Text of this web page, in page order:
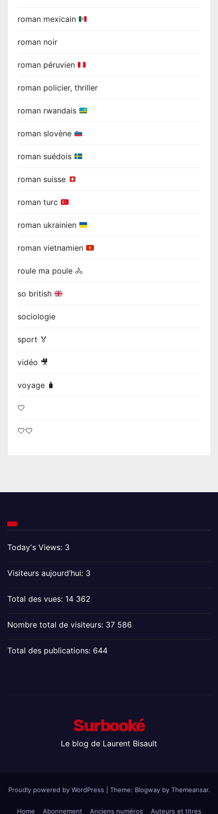
roman mexicain
roman noir
roman péruvien
roman policier, thriller
roman rwandais
roman slovène
roman suédois
roman suisse
roman turc
roman ukrainien
roman vietnamien
roule ma poule 🚴
so british
sociologie
sport 🏅
vidéo 🎥
voyage 🧳
🤍
🤍🤍
Today's Views: 3
Visiteurs aujourd’hui: 3
Total des vues: 14 362
Nombre total de visiteurs: 37 586
Total des publications: 644
Surbooké
Le blog de Laurent Bisault
Proudly powered by WordPress Theme: Blogwayby Themeansar.
Home Abonnement Anciens numéros Auteurs et titres